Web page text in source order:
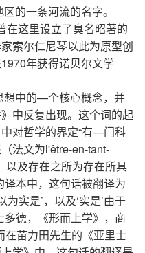
的一条河流的名字。
在这里设立了臭名昭著的
索尔仁尼琴以此为原型创
年获得诺贝尔文学
中的—个核心概念，并
中反复出现。这个词的起
对哲学的界定“有—门科
法文为l'être-en-tant-
以及存在之所为存在所具
译本中，这句话被翻译为
实是’，以及‘实是’由于
多德，《形而上学》，商
在苗力田先生的《亚里士